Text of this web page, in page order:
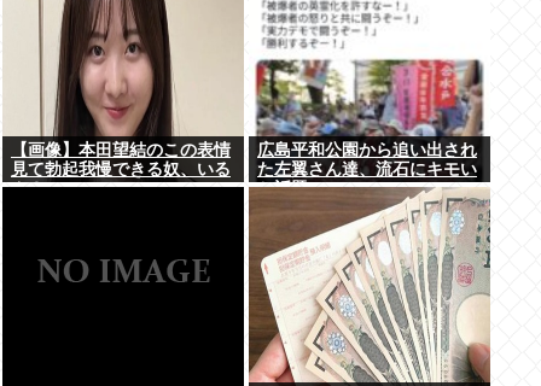
【画像】本田望結のこの表情
見て勃起我慢できる奴、いる
ん？
広島平和公園から追い出され
た左翼さん達、流石にキモい
と話題に